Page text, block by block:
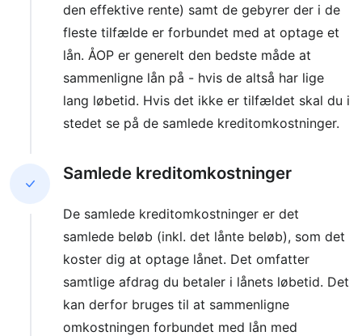
den effektive rente) samt de gebyrer der i de
fleste tilfælde er forbundet med at optage et
lån. ÅOP er generelt den bedste måde at
sammenligne lån på - hvis de altså har lige
lang løbetid. Hvis det ikke er tilfældet skal du i
stedet se på de samlede kreditomkostninger.
Samlede kreditomkostninger
De samlede kreditomkostninger er det
samlede beløb (inkl. det lånte beløb), som det
koster dig at optage lånet. Det omfatter
samtlige afdrag du betaler i lånets løbetid. Det
kan derfor bruges til at sammenligne
omkostningen forbundet med lån med